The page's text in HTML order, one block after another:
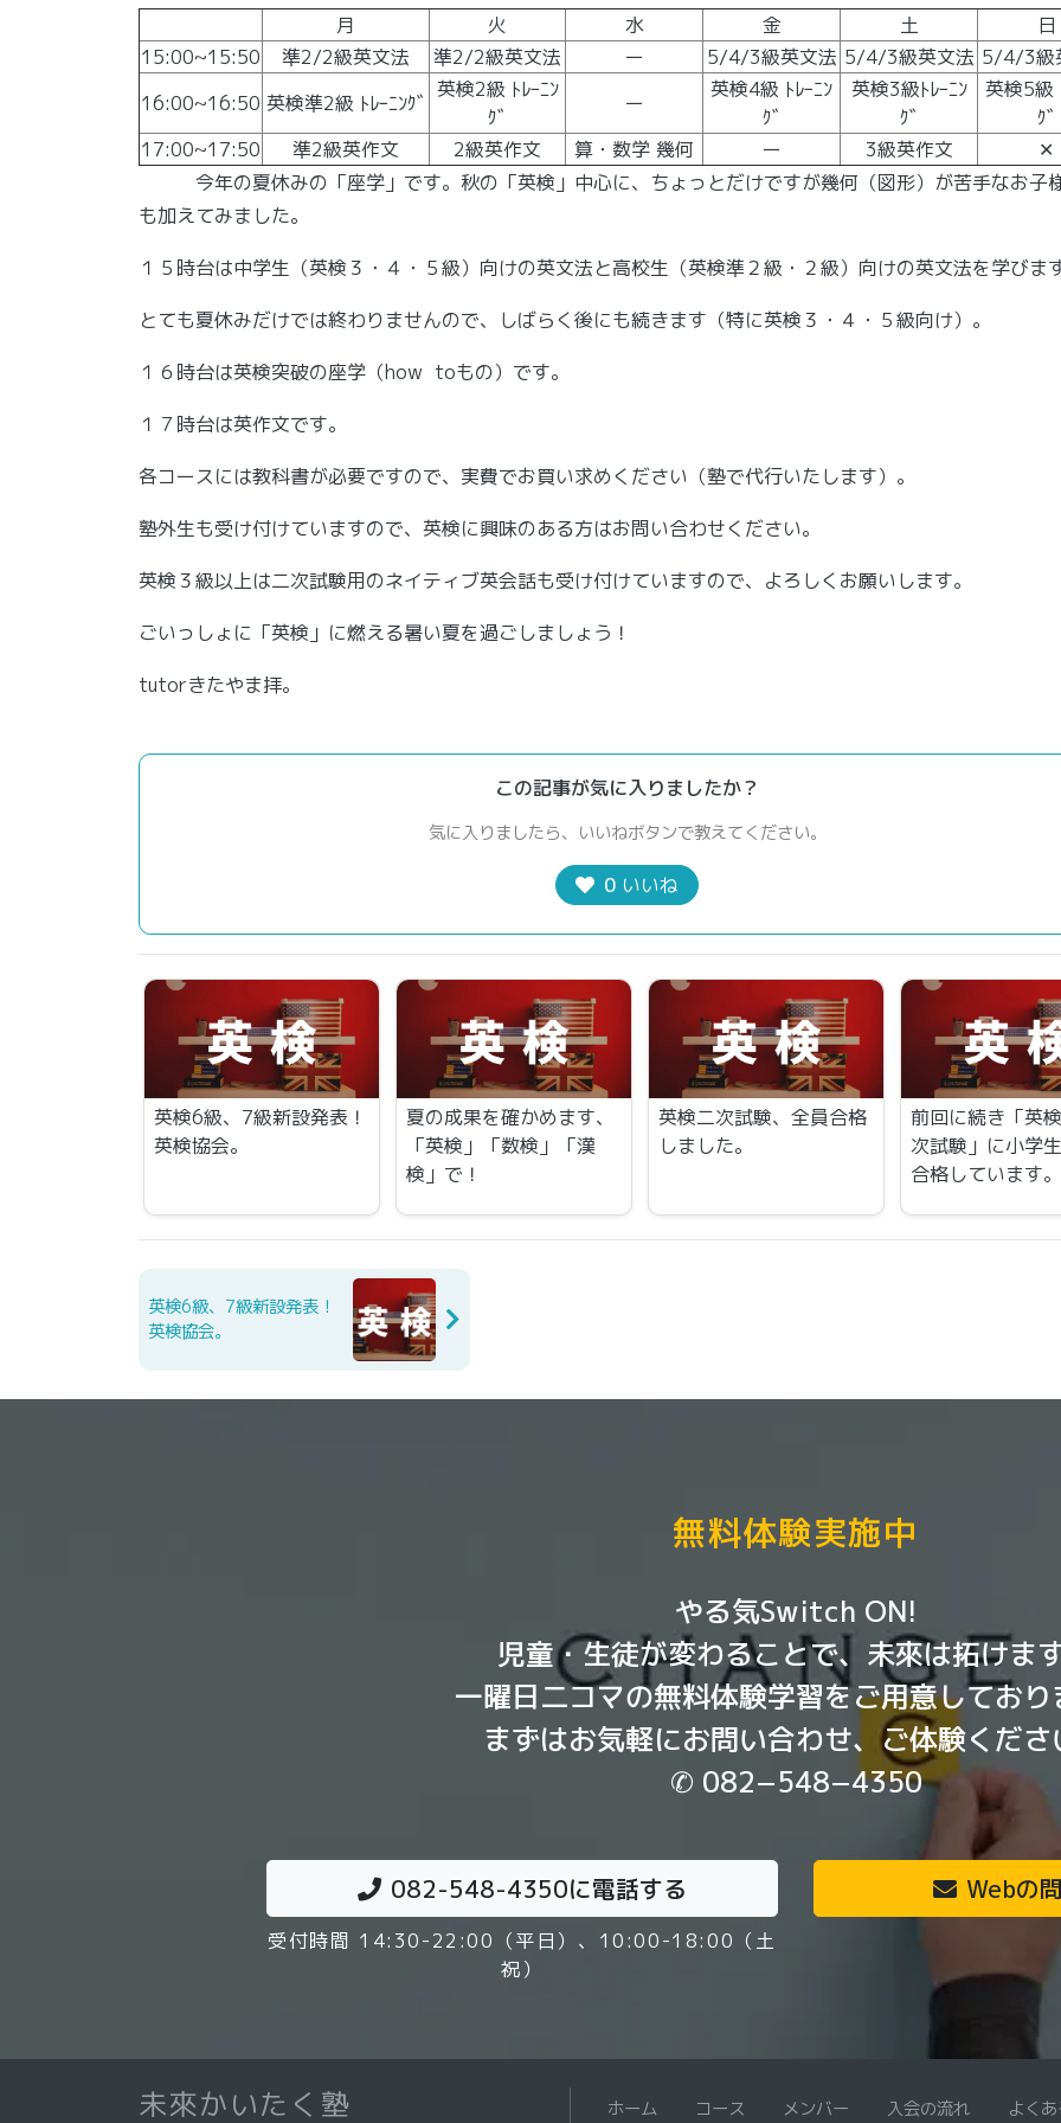
月 火 水 金 土
日
15:00~15:50
準2/2級英文法 準2/2級英文法 ー 5/4/3級英文法 5/4/3級英文法 5/4/3級
16:00~16:50 英検準2級 ﾄﾚｰﾆﾝｸﾞ
英検2級 ﾄﾚｰﾆﾝ
ｸﾞ
ー
英検4級 ﾄﾚｰﾆﾝ
ｸﾞ
英検3級ﾄﾚｰﾆﾝ
ｸﾞ
英検5級
ｸﾞ
17:00~17:50
準2級英作文 2級英作文 算・数学 幾何 ー 3級英作文
✕
今年の夏休みの「座学」です。秋の「英検」中心に、ちょっとだけですが幾何（図形）が苦手なお子
も加えてみました。
１５時台は中学生（英検３・４・５級）向けの英文法と高校生（英検準２級・２級）向けの英文法を学びま
とても夏休みだけでは終わりませんので、しばらく後にも続きます（特に英検３・４・５級向け）。
１６時台は英検突破の座学（how toもの）です。
１７時台は英作文です。
各コースには教科書が必要ですので、実費でお買い求めください（塾で代行いたします）。
塾外生も受け付けていますので、英検に興味のある方はお問い合わせください。
英検３級以上は二次試験用のネイティブ英会話も受け付けていますので、よろしくお願いします。
ごいっしょに「英検」に燃える暑い夏を過ごしましょう！
tutorきたやま拝。
この記事が気に入りましたか？
気に入りましたら、いいねボタンで教えてください。
0 いいね
英検6級、7級新設発表！
英検協会。
夏の成果を確かめます、
「英検」「数検」「漢
検」で！
英検二次試験、全員合格
しました。
前回に続き「英
次試験」に小学
合格しています。
英検6級、7級新設発表！
英検協会。
無料体験実施中
やる気Switch ON!
児童・生徒が変わることで、未來は拓けま
一曜日二コマの無料体験学習をご用意しており
まずはお気軽にお問い合わせ、ご体験くださ
✆ 082−548−4350
082-548-4350に電話する
受付時間 14:30-22:00（平日）、10:00-18:00（土
祝）
Webの
未來かいたく塾 ホーム コース メンバー 入会の流れ よく